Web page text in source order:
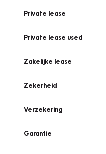
Private lease
Private lease used
Zakelijke lease
Zekerheid
Verzekering
Garantie